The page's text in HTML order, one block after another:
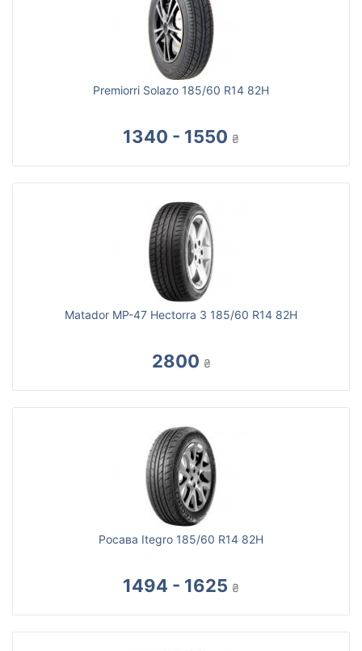
Premiorri Solazo 185/60 R14 82H
1340 - 1550 ₴
Matador MP-47 Hectorra 3 185/60 R14 82H
2800 ₴
Росава Itegro 185/60 R14 82H
1494 - 1625 ₴